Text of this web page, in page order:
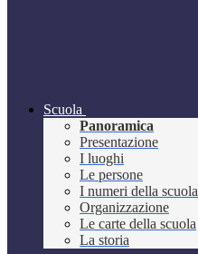
Scuola
Panoramica
Presentazione
I luoghi
Le persone
I numeri della scuola
Organizzazione
Le carte della scuola
La storia